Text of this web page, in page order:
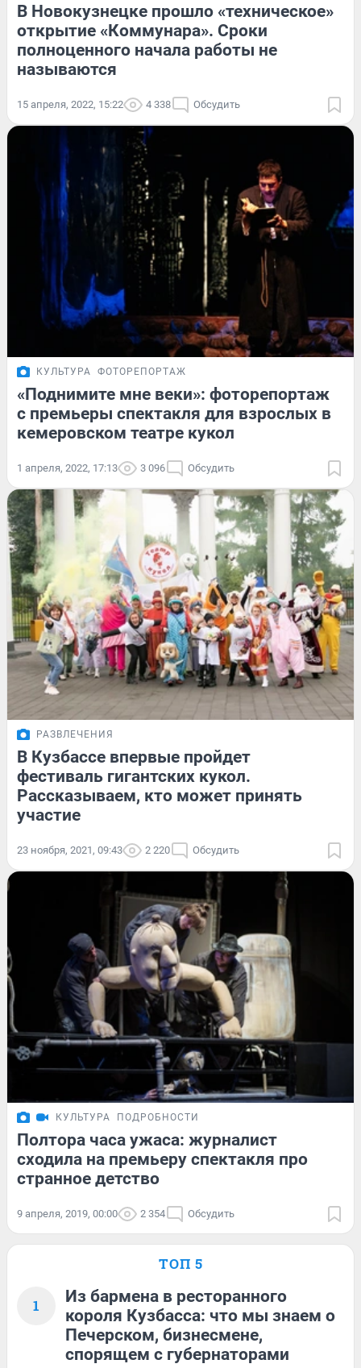
В Новокузнецке прошло «техническое»
открытие «Коммунара». Сроки
полноценного начала работы не
называются
15 апреля, 2022, 15:22 4 338 Обсудить
КУЛЬТУРА ФОТОРЕПОРТАЖ
«Поднимите мне веки»: фоторепортаж
с премьеры спектакля для взрослых в
кемеровском театре кукол
1 апреля, 2022, 17:13 3 096 Обсудить
РАЗВЛЕЧЕНИЯ
В Кузбассе впервые пройдет
фестиваль гигантских кукол.
Рассказываем, кто может принять
участие
23 ноября, 2021, 09:43 2 220 Обсудить
КУЛЬТУРА ПОДРОБНОСТИ
Полтора часа ужаса: журналист
сходила на премьеру спектакля про
странное детство
9 апреля, 2019, 00:00 2 354 Обсудить
ТОП 5
1
Из бармена в ресторанного
короля Кузбасса: что мы знаем о
Печерском, бизнесмене,
спорящем с губернаторами